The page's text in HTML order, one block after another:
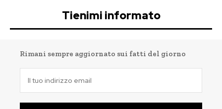
Tienimi informato
Rimani sempre aggiornato sui fatti del giorno